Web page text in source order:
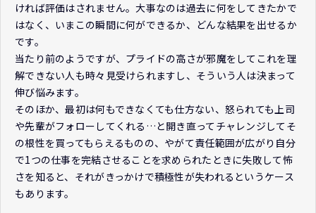
ければ評価はされません。大事なのは過去に何をしてきたかで
はなく、いまこの瞬間に何ができるか、どんな結果を出せるか
です。
当たり前のようですが、プライドの高さが邪魔をしてこれを理
解できない人も時々見受けられますし、そういう人は決まって
伸び悩みます。
そのほか、最初は何もできなくても仕方ない、怒られても上司
や先輩がフォローしてくれる…と開き直ってチャレンジしてそ
の根性を買ってもらえるものの、やがて責任範囲が広がり自分
で1つの仕事を完結させることを求められたときに失敗して怖
さを知ると、それがきっかけで積極性が失われるというケース
もあります。